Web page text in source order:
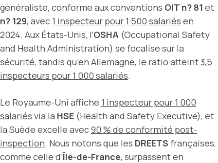
généraliste, conforme aux conventions OIT n? 81 et
n? 129, avec 1 inspecteur pour 1 500 salariés en
2024. Aux États-Unis, l’OSHA (Occupational Safety
and Health Administration) se focalise sur la
sécurité, tandis qu’en Allemagne, le ratio atteint3,5
inspecteurs pour 1 000 salariés.
Le Royaume-Uni affiche 1 inspecteur pour 1 000
salariés via la HSE (Health and Safety Executive), et
la Suède excelle avec90 % de conformité post-
inspection. Nous notons que les DREETS françaises,
comme celle d’Île-de-France, surpassent en